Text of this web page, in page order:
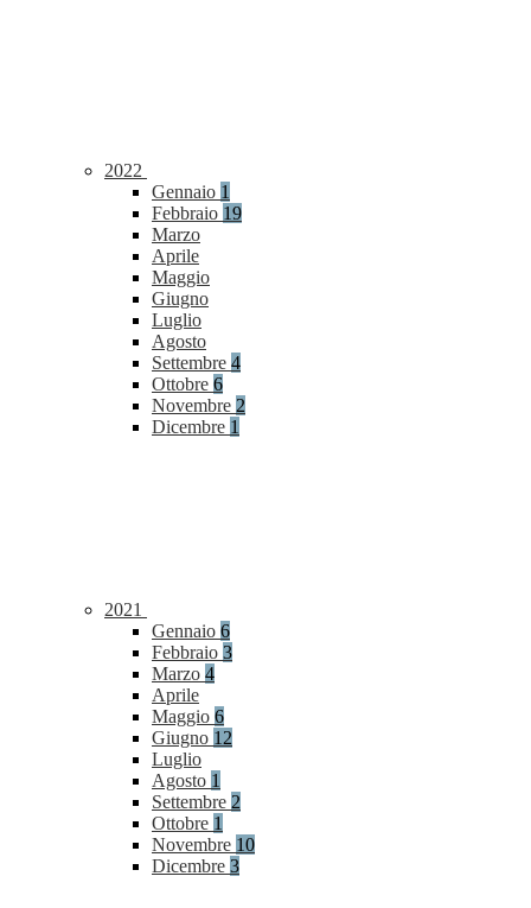
2022
Gennaio 1
Febbraio 19
Marzo
Aprile
Maggio
Giugno
Luglio
Agosto
Settembre 4
Ottobre 6
Novembre 2
Dicembre 1
2021
Gennaio 6
Febbraio 3
Marzo 4
Aprile
Maggio 6
Giugno 12
Luglio
Agosto 1
Settembre 2
Ottobre 1
Novembre 10
Dicembre 3